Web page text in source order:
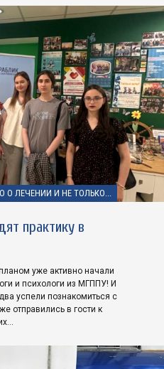
О ЛЕЧЕНИИ И НЕ ТОЛЬКО...
практику в
уже активно начали
и психологи из МГППУ! И
успели познакомиться с
отправились в гости к